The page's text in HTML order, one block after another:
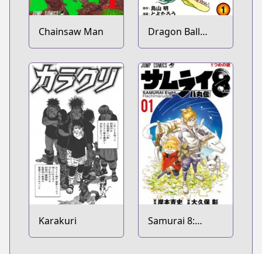
Chainsaw Man
Dragon Ball
Super
Karakuri
Samurai 8:
Hachimaru Den